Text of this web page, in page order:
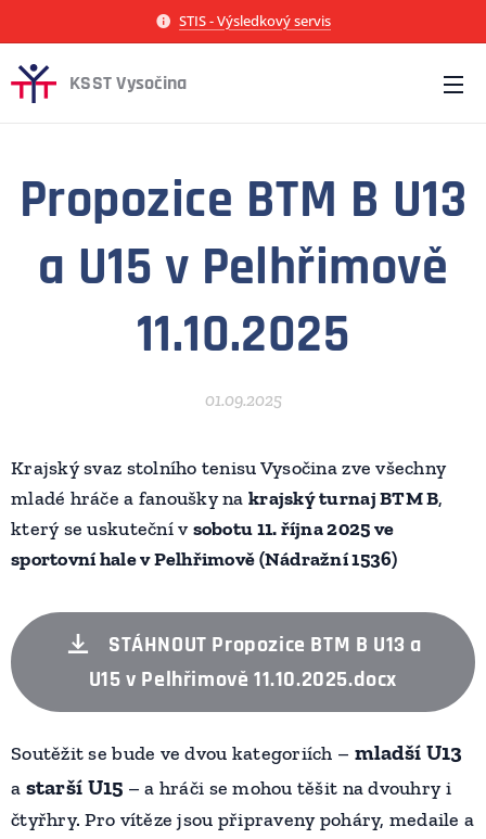
STIS - Výsledkový servis
KSST Vysočina
Propozice BTM B U13
a U15 v Pelhřimově
11.10.2025
01.09.2025
Krajský svaz stolního tenisu Vysočina zve všechny
mladé hráče a fanoušky nakrajský turnaj BTM B,
který se uskuteční vsobotu 11. října 2025 ve
sportovní hale v Pelhřimově (Nádražní 1536)
STÁHNOUT Propozice BTM B U13 a
U15 v Pelhřimově 11.10.2025.docx
Soutěžit se bude ve dvou kategoriích – mladší U13
a starší U15 – a hráči se mohou těšit na dvouhry i
čtyřhry. Pro vítěze jsou připraveny poháry, medaile a